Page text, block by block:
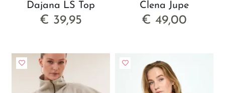
Dajana LS Top
€ 39,95
Clena Jupe
€ 49,00